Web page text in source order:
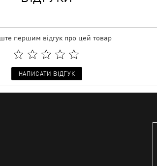
першим відгук про цей товар
НАПИСАТИ ВІДГУК